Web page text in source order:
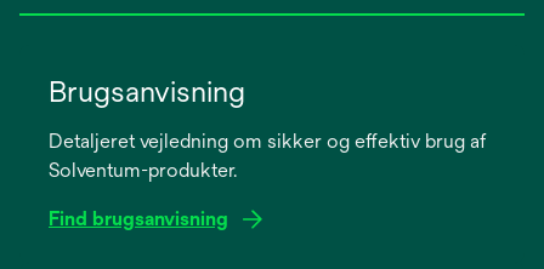
Brugsanvisning
Detaljeret vejledning om sikker og effektiv brug af
Solventum-produkter.
Find brugsanvisning